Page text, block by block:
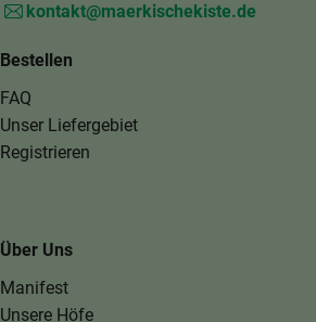
kontakt@maerkischekiste.de
Bestellen
FAQ
Unser Liefergebiet
Registrieren
Über Uns
Manifest
Unsere Höfe